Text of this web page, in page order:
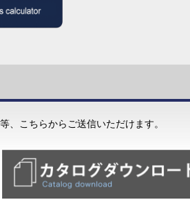
、こちらからご送信いただけます。